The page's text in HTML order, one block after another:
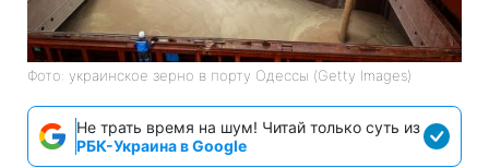
Фото: украинское зерно в порту Одессы (Getty Images)
Не трать время на шум! Читай только суть из
РБК-Украина в Google